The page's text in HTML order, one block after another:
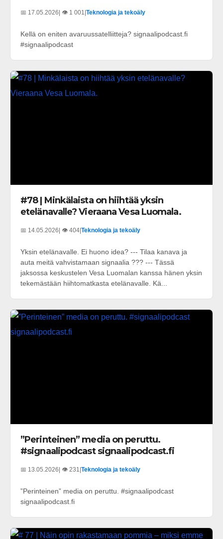
📅 17.05.2026 | 👁️ 1 001 Teknologia ja tekoäly
Kellä on eniten avaruussatelliitteja? signaalipodcast.fi
#signaalipodcast
#78 | Minkälaista on hiihtää yksin
etelänavalle? Vieraana Vesa Luomala.
📅 14.05.2026 | 👁️ 404 Teknologia ja tekoäly
Yksin etelänavalle. Ei huono idea? --- Tilaa kanava ja
auta meitä vahvistamaan signaalia ??? --- Tässä
jaksossa keskustelen Vesa Luomalan kanssa hänen yksin
tekemästään hiihtomatkasta etelänavalle. Kä...
”Perinteinen” media on peruttu.
#signaalipodcast signaalipodcast.fi
📅 13.05.2026| 👁️ 231 |Teknologia ja tekoäly
”Perinteinen” media on peruttu. #signaalipodcast
signaalipodcast.fi